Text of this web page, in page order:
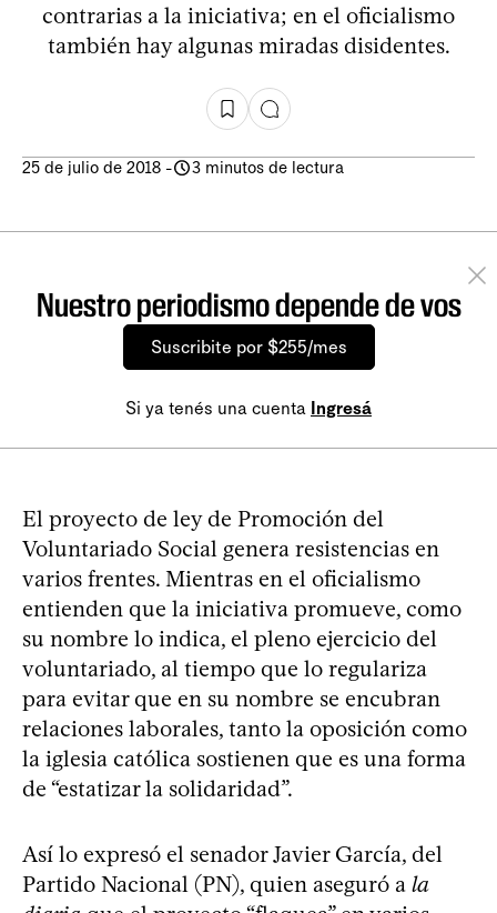
contrarias a la iniciativa; en el oficialismo
también hay algunas miradas disidentes.
25 de julio de 2018 - 3 minutos de lectura
Nuestro periodismo depende de vos
Suscribite por $255/mes
Si ya tenés una cuenta Ingresá
El proyecto de ley de Promoción del
Voluntariado Social genera resistencias en
varios frentes. Mientras en el oficialismo
entienden que la iniciativa promueve, como
su nombre lo indica, el pleno ejercicio del
voluntariado, al tiempo que lo regulariza
para evitar que en su nombre se encubran
relaciones laborales, tanto la oposición como
la iglesia católica sostienen que es una forma
de “estatizar la solidaridad”.
Así lo expresó el senador Javier García, del
Partido Nacional (PN), quien aseguró a la